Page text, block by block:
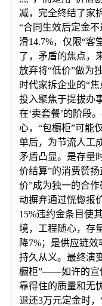
减，完全终结了家
“合同生效后定金
滑14.7%，仅限“客
了，矛盾的焦点，
放弃将“低价”做为
时代家拆企业的“
投入聚焦于提拔办
在‘卖套餐’的阶段
心，“包橱柜”可能
单后，为节流人工
矛盾凸显。是存量
价结算”的消费赞
价”成为独一的合
动摒弃通过恍惚报
15%违约金条目使
境，工程随心，存
降7%；是供应链
持久从义。最终演
橱柜”——如许的宣
靠得住的质量和无
退还3万元定金时